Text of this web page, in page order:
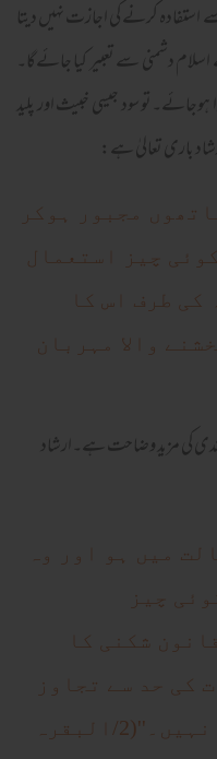
استفادہ کرنے کی اجازت نہیں دیتا
دشمنی سے تعبیر کیا جائےگا۔
سود جیسی خبیث اور پلید
باری تعالیٰ ہے:
مجبور ہوکر
چیز استعمال
کی طرف اس کا
والا مہربان
کی مزید وضاحت ہے۔ارشاد
میں ہو اور وہ
چیز
شکنی کا
کی حد سے تجاوز
کرے تو اس پر کوئی گناہ نہیں۔''(2/البقرہ